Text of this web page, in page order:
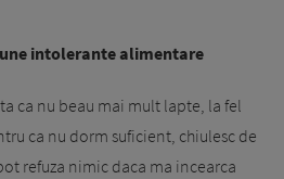
intolerante alimentare
ca nu beau mai mult lapte, la fel
ca nu dorm suficient, chiulesc de
refuza nimic daca ma incearca